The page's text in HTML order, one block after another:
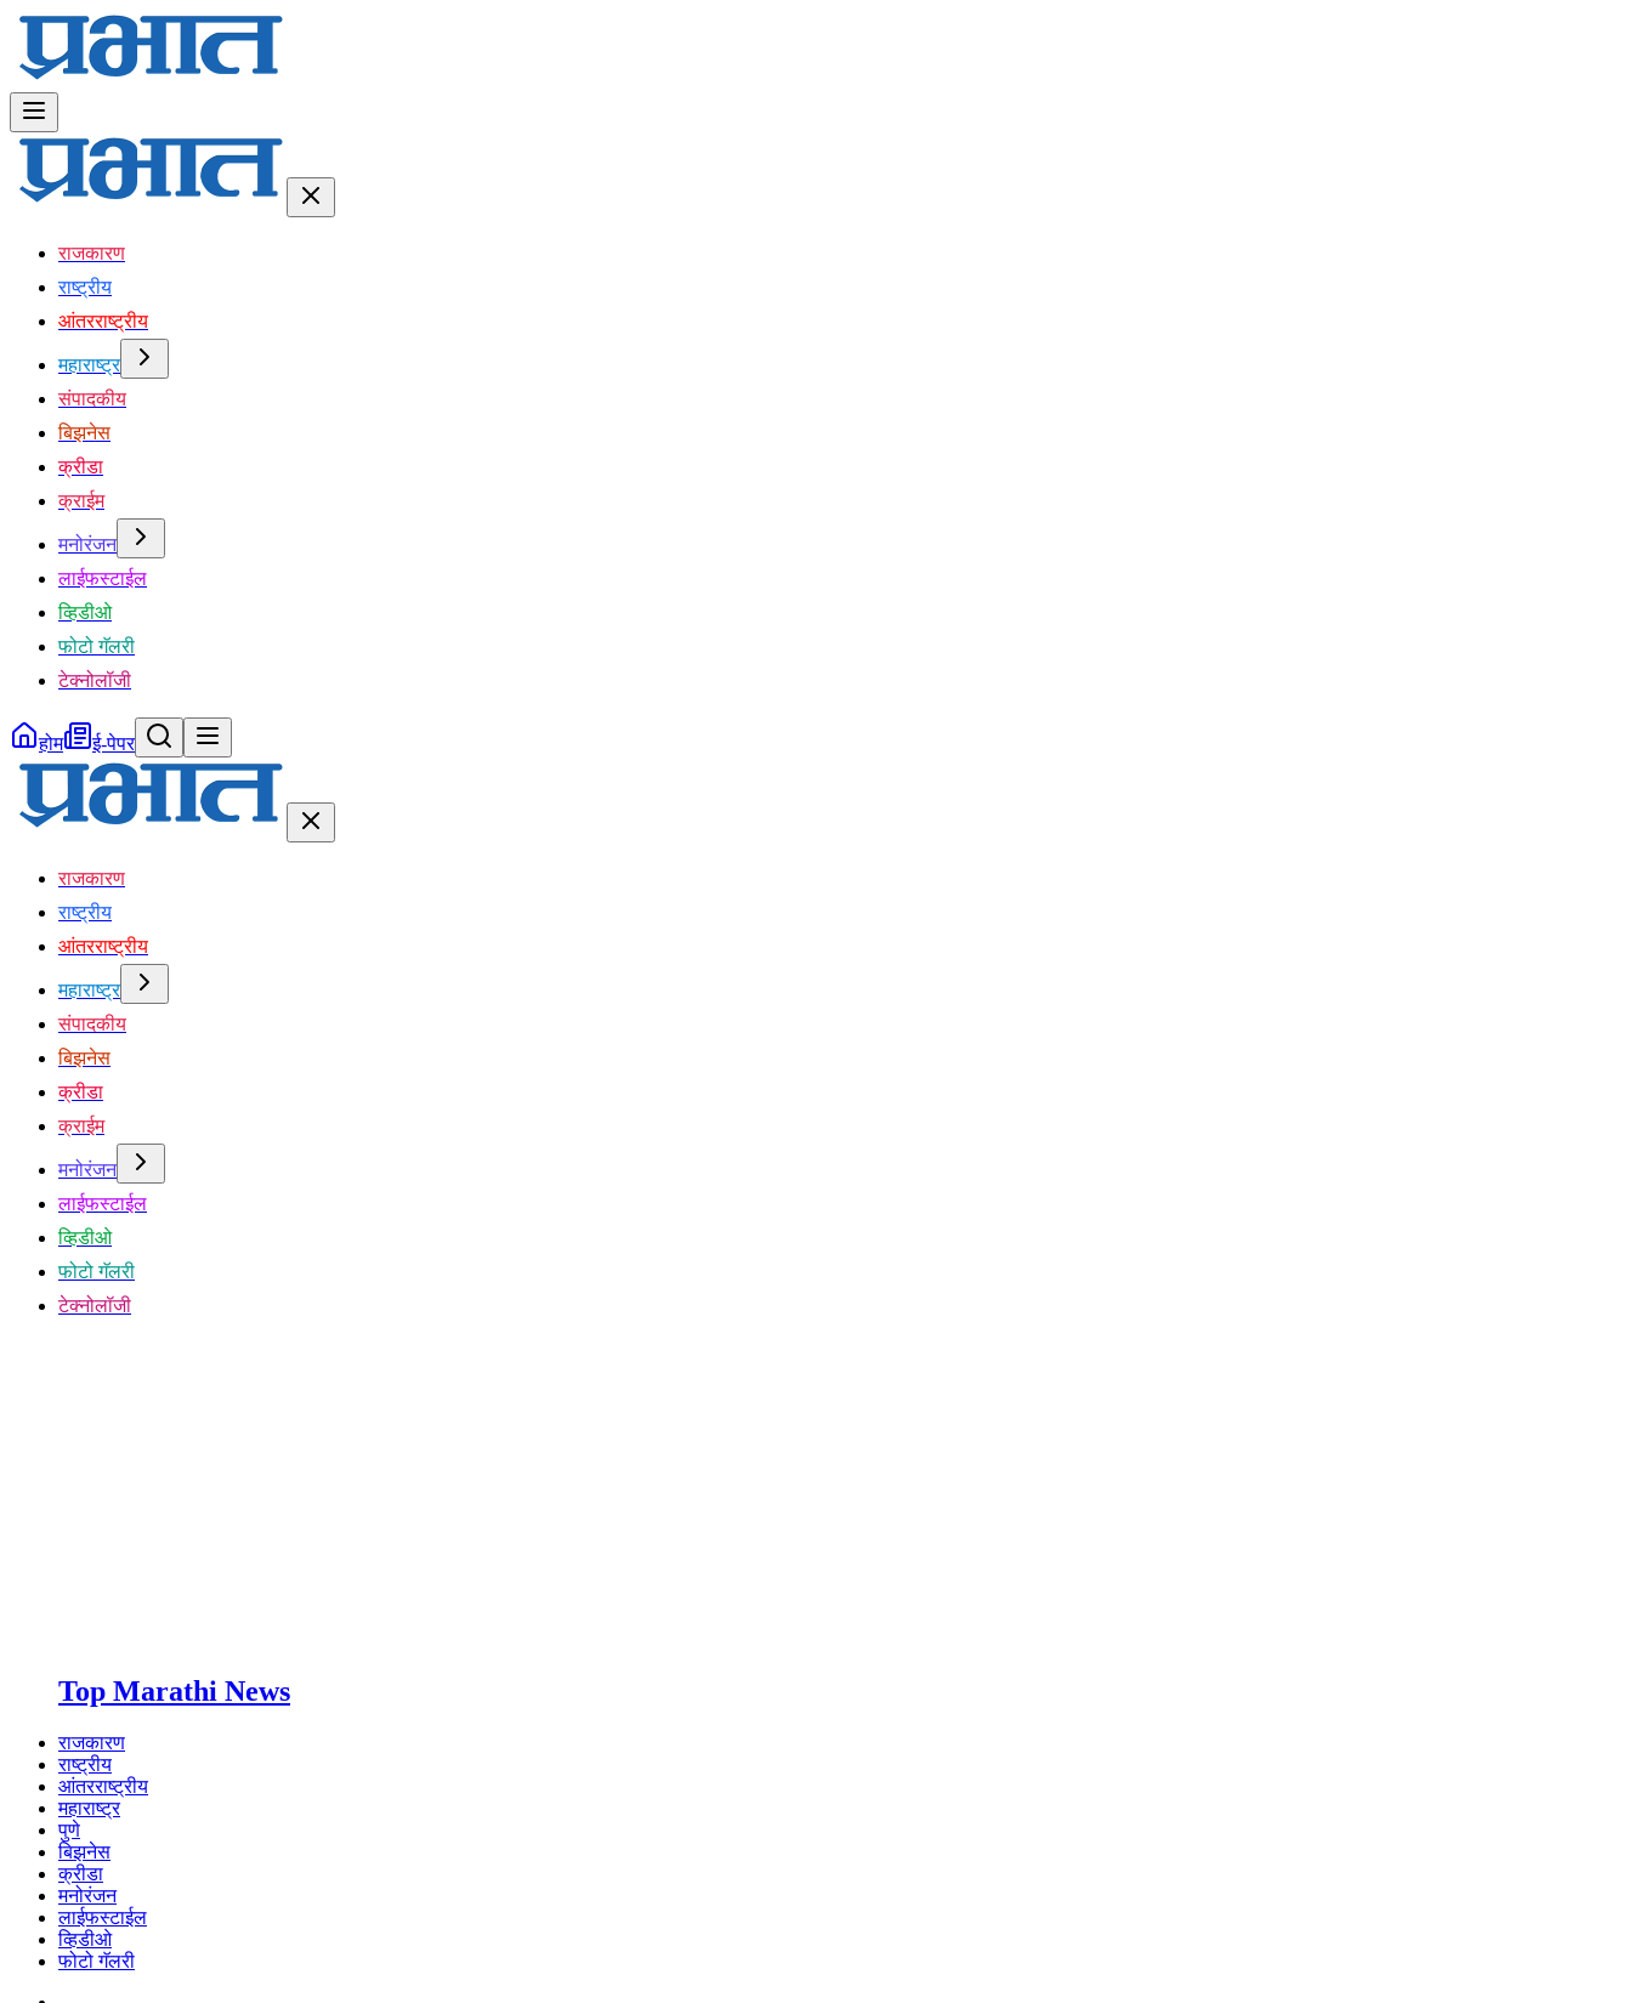
राजकारण
राष्ट्रीय
आंतरराष्ट्रीय
महाराष्ट्र
संपादकीय
बिझनेस
क्रीडा
क्राईम
मनोरंजन
लाईफस्टाईल
व्हिडीओ
फोटो गॅलरी
टेक्नोलॉजी
होम ई-पेपर
राजकारण
राष्ट्रीय
आंतरराष्ट्रीय
महाराष्ट्र
संपादकीय
बिझनेस
क्रीडा
क्राईम
मनोरंजन
लाईफस्टाईल
व्हिडीओ
फोटो गॅलरी
टेक्नोलॉजी
Top Marathi News
राजकारण
राष्ट्रीय
आंतरराष्ट्रीय
महाराष्ट्र
पुणे
बिझनेस
क्रीडा
मनोरंजन
लाईफस्टाईल
व्हिडीओ
फोटो गॅलरी